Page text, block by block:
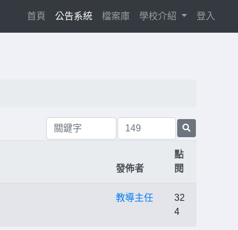
首頁 (current)
公告系統 檔案庫 學校介紹 登入
發佈者
點
閱
教導主任
32
4